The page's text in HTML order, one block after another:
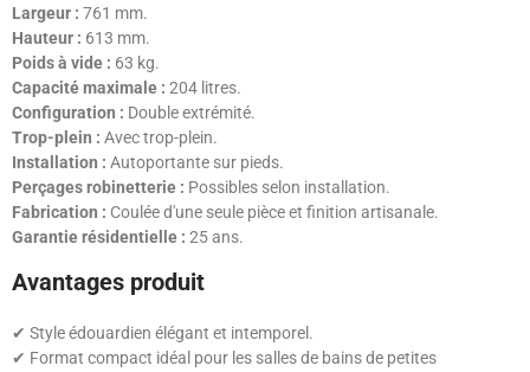
Largeur : 761 mm.
Hauteur : 613 mm.
Poids à vide : 63 kg.
Capacité maximale : 204 litres.
Configuration : Double extrémité.
Trop-plein : Avec trop-plein.
Installation : Autoportante sur pieds.
Perçages robinetterie : Possibles selon installation.
Fabrication : Coulée d'une seule pièce et finition artisanale.
Garantie résidentielle : 25 ans.
Avantages produit
✔ Style édouardien élégant et intemporel.
✔ Format compact idéal pour les salles de bains de petites